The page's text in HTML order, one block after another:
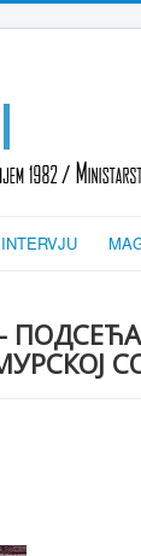
INTERVJU